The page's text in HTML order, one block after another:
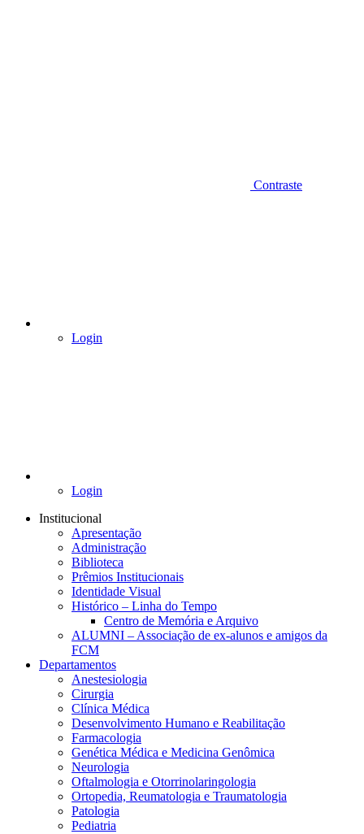
Contraste
Login
Login
Institucional
Apresentação
Administração
Biblioteca
Prêmios Institucionais
Identidade Visual
Histórico – Linha do Tempo
Centro de Memória e Arquivo
ALUMNI – Associação de ex-alunos e amigos da
FCM
Departamentos
Anestesiologia
Cirurgia
Clínica Médica
Desenvolvimento Humano e Reabilitação
Farmacologia
Genética Médica e Medicina Genômica
Neurologia
Oftalmologia e Otorrinolaringologia
Ortopedia, Reumatologia e Traumatologia
Patologia
Pediatria